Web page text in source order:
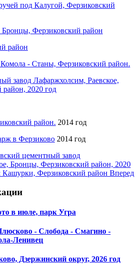
под Калугой, Ферзиковский
Бронцы, Ферзиковский район
район
- Станы, Ферзиковский район.
завод Лафаржхолсим, Раевское,
2020 год
район. 2014 год
в Ферзиково 2014 год
цементный завод
Бронцы, Ферзиковский район, 2020
Ферзиковский район Вперед
в июле, парк Угра
- Слобода - Смагино -
Ленивец
Дзержинский округ, 2026 год